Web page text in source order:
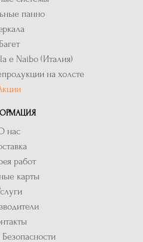
панно
Багет
e Naibo (Италия)
на холсте
нас
работ
карты